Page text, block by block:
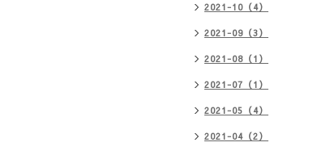
2021-10（4）
2021-09（3）
2021-08（1）
2021-07（1）
2021-05（4）
2021-04（2）